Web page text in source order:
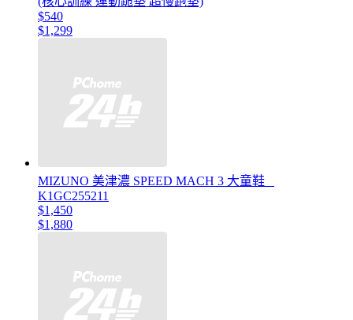
$540
$1,299
MIZUNO 美津濃 SPEED MACH 3 大童鞋 _
K1GC255211
$1,450
$1,880